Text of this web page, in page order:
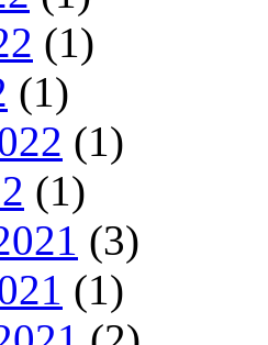
(1)
(1)
(1)
(1)
(3)
(1)